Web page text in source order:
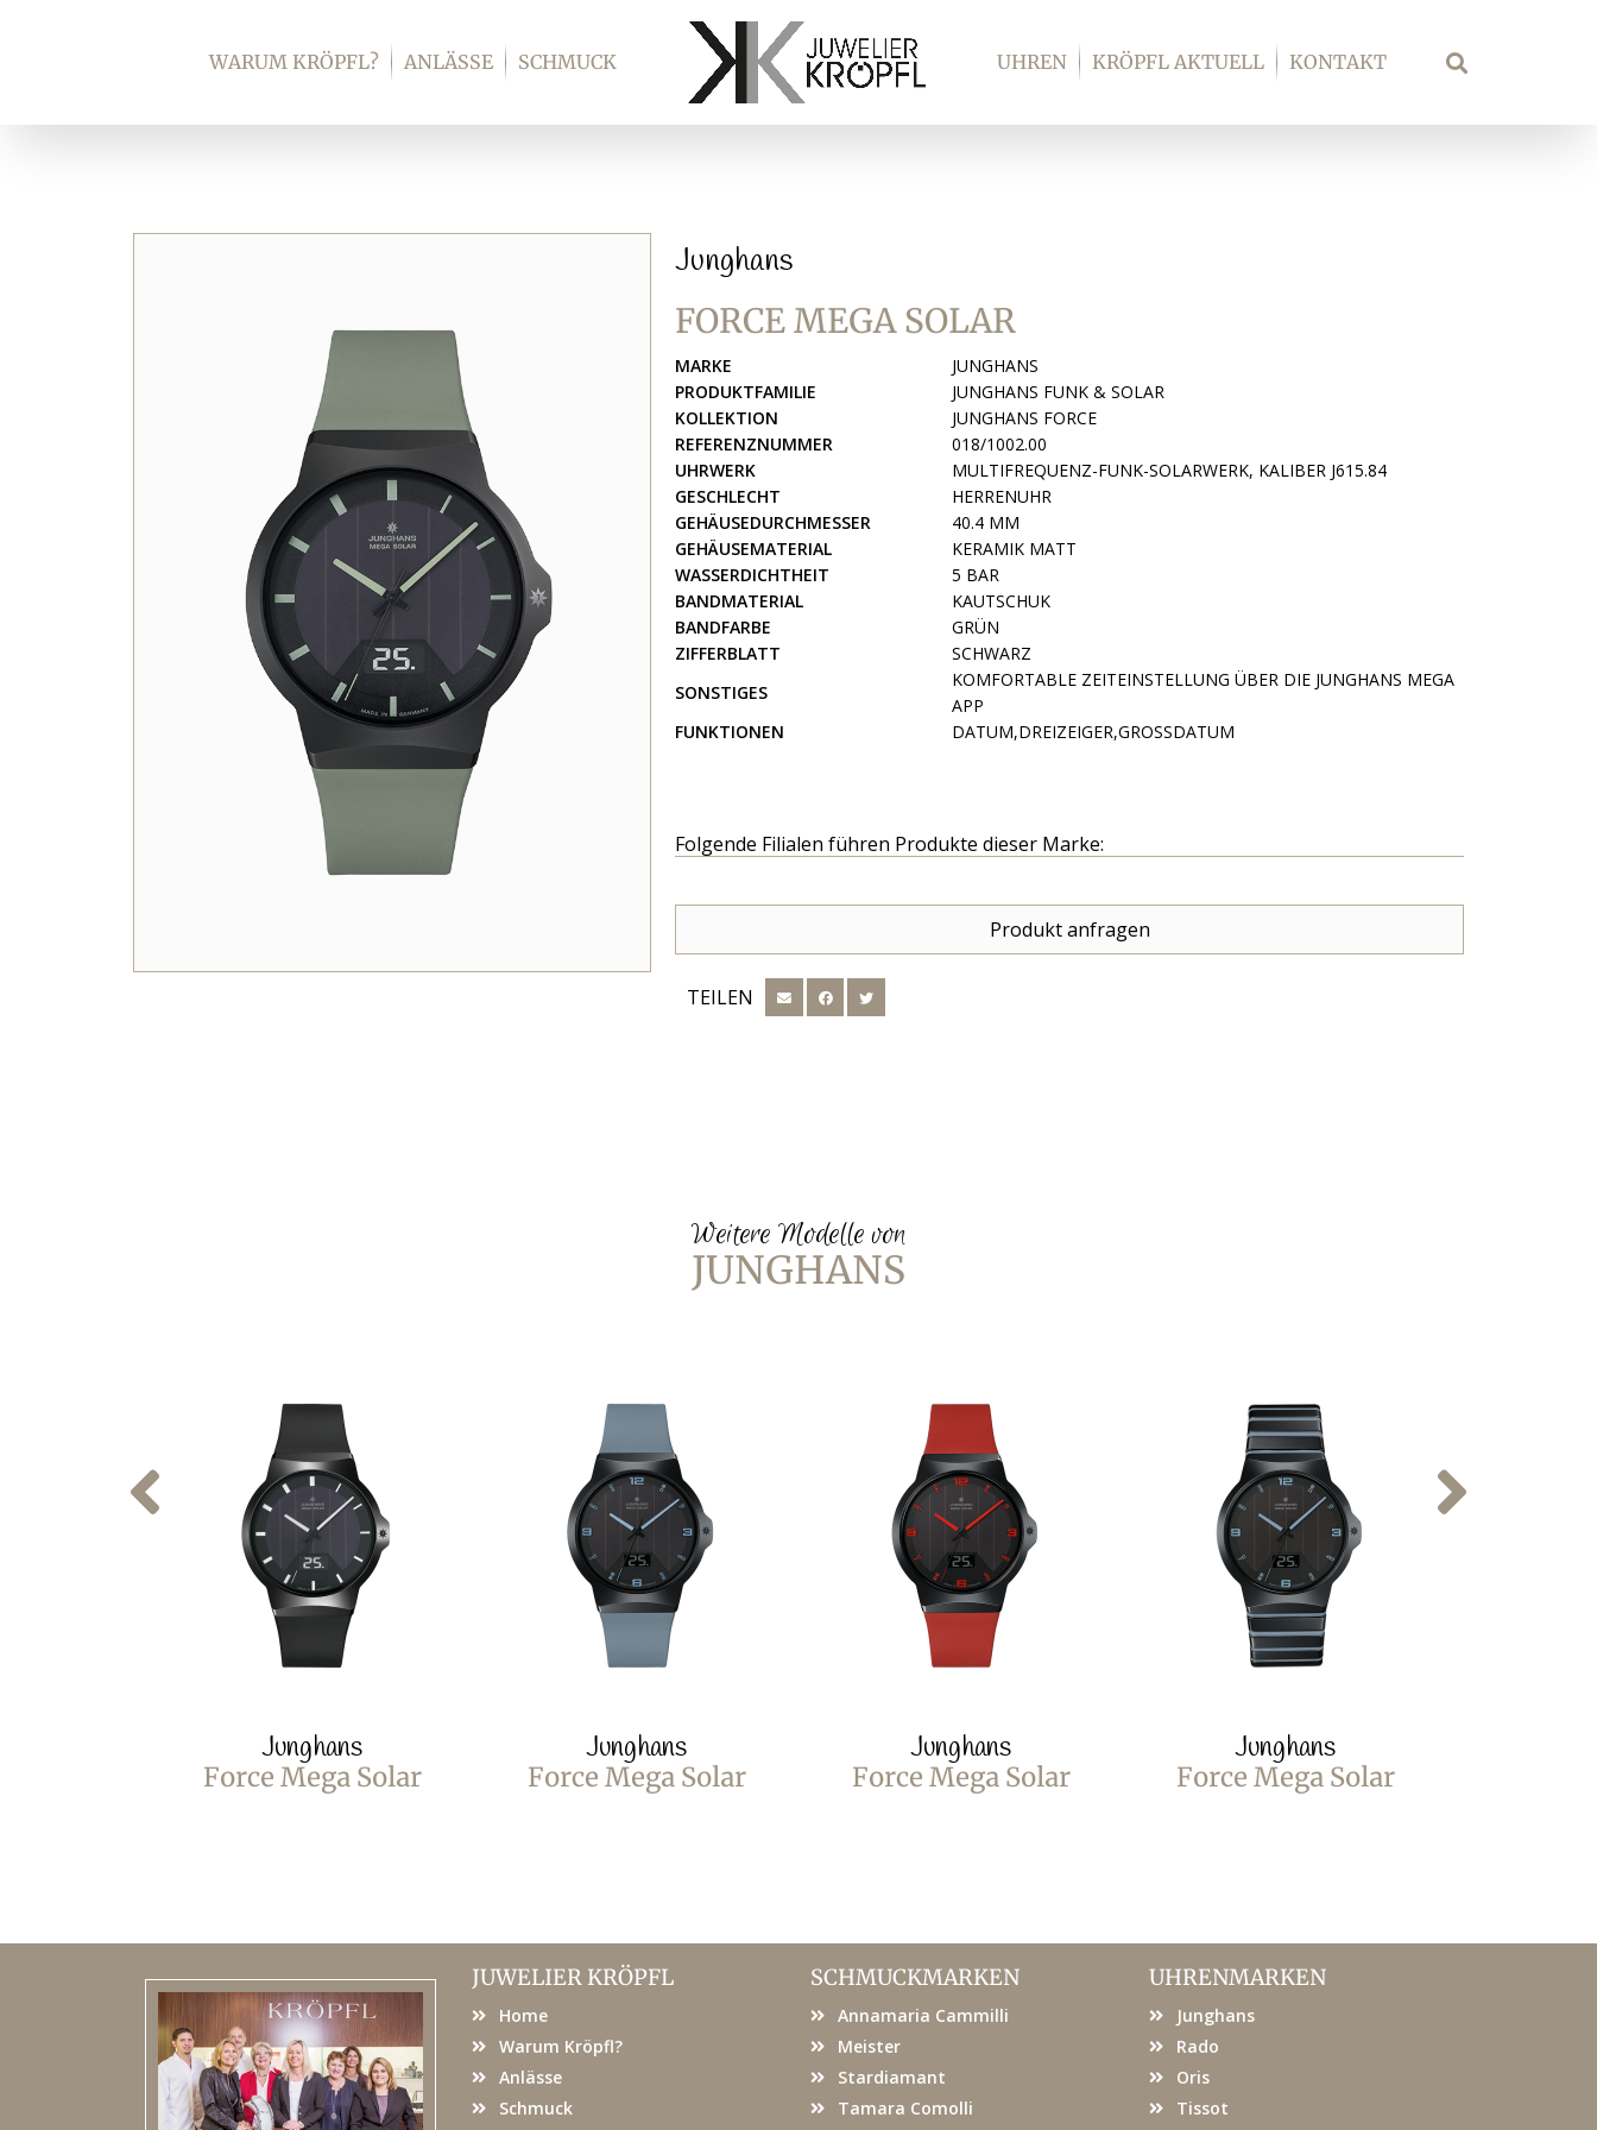
WARUM KRÖPFL? ANLÄSSE SCHMUCK UHREN KRÖPFL AKTUELL KONTAKT Suche
Junghans
FORCE MEGA SOLAR
MARKE
JUNGHANS
PRODUKTFAMILIE
JUNGHANS FUNK & SOLAR
KOLLEKTION
JUNGHANS FORCE
REFERENZNUMMER
018/1002.00
UHRWERK
MULTIFREQUENZ-FUNK-SOLARWERK, KALIBER J615.84
GESCHLECHT
HERRENUHR
GEHÄUSEDURCHMESSER
40.4 MM
GEHÄUSEMATERIAL
KERAMIK MATT
WASSERDICHTHEIT
5 BAR
BANDMATERIAL
KAUTSCHUK
BANDFARBE
GRÜN
ZIFFERBLATT
SCHWARZ
SONSTIGES
KOMFORTABLE ZEITEINSTELLUNG ÜBER DIE JUNGHANS MEGA
APP
FUNKTIONEN
DATUM,DREIZEIGER,GROSSDATUM
Folgende Filialen führen Produkte dieser Marke:
Produkt anfragen
TEILEN
Weitere Modelle von
JUNGHANS
Junghans
Force Mega Solar
Junghans
Force Mega Solar
Junghans
Force Mega Solar
Junghans
Force Mega Solar
JUWELIER KRÖPFL
Home
Warum Kröpfl?
Anlässe
Schmuck
SCHMUCKMARKEN
Annamaria Cammilli
Meister
Stardiamant
Tamara Comolli
UHRENMARKEN
Junghans
Rado
Oris
Tissot